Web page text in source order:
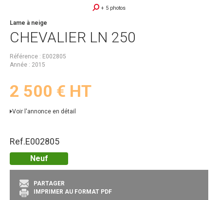
+ 5 photos
CHEVALIER LN 250
Lame à neige
Référence
E002805
Année
2015
2 500 € HT
Voir l'annonce en détail
Ref.E002805
Neuf
PARTAGER
IMPRIMER AU FORMAT PDF